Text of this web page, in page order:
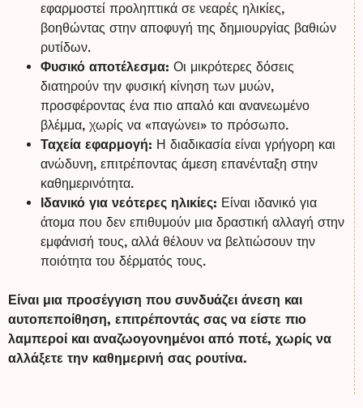
εφαρμοστεί προληπτικά σε νεαρές ηλικίες,
βοηθώντας στην αποφυγή της δημιουργίας βαθιών
ρυτίδων.
Φυσικό αποτέλεσμα: Οι μικρότερες δόσεις
διατηρούν την φυσική κίνηση των μυών,
προσφέροντας ένα πιο απαλό και ανανεωμένο
βλέμμα, χωρίς να «παγώνει» το πρόσωπο.
Ταχεία εφαρμογή: Η διαδικασία είναι γρήγορη και
ανώδυνη, επιτρέποντας άμεση επανένταξη στην
καθημερινότητα.
Ιδανικό για νεότερες ηλικίες: Είναι ιδανικό για
άτομα που δεν επιθυμούν μια δραστική αλλαγή στην
εμφάνισή τους, αλλά θέλουν να βελτιώσουν την
ποιότητα του δέρματός τους.
Είναι μια προσέγγιση που συνδυάζει άνεση και
αυτοπεποίθηση, επιτρέποντάς σας να είστε πιο
λαμπεροί και αναζωογονημένοι από ποτέ, χωρίς να
αλλάξετε την καθημερινή σας ρουτίνα.